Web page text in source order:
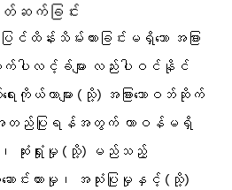
တ်ဆက်ခြင်း
ထိန်းသိမ်းထားခြင်းမရှိသော အခြား
ပါလင့်ခ်များ လည်းပါဝင်နိုင်
ကိုယ်တာများ (သို့) အခြားသောဝဘ်ဆိုက်
ားကို အတည်ပြုရန်အတွက် တာဝန်မရှိ
ဆုံးရှုံးမှု (သို့) မည်သည့်
ာင်းထားမှု၊ အသုံးပြုမှုနှင့် (သို့)